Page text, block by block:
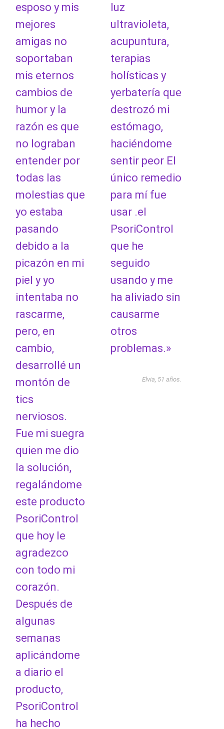
esposo y mis
mejores
amigas no
soportaban
mis eternos
cambios de
humor y la
razón es que
no lograban
entender por
todas las
molestias que
yo estaba
pasando
debido a la
picazón en mi
piel y yo
intentaba no
rascarme,
pero, en
cambio,
desarrollé un
montón de
tics
nerviosos.
Fue mi suegra
quien me dio
la solución,
regalándome
este producto
PsoriControl
que hoy le
agradezco
con todo mi
corazón.
Después de
algunas
semanas
aplicándome
a diario el
producto,
PsoriControl
ha hecho
luz
ultravioleta,
acupuntura,
terapias
holísticas y
yerbatería que
destrozó mi
estómago,
haciéndome
sentir peor El
único remedio
para mí fue
usar .el
PsoriControl
que he
seguido
usando y me
ha aliviado sin
causarme
otros
problemas.»
Elvia, 51 años.